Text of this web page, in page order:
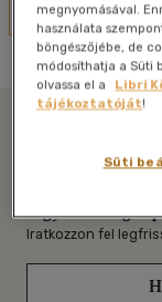
Művei
Nincs találat
Legyen mindig
Iratkozzon fel
megnyomásával.
használata
böngészőjébe, de
módosíthatja a Süti
olvassa el a
Libri
tájékoztatóját!
Süti